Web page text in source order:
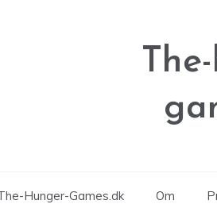
Hunger-Games.dk Om